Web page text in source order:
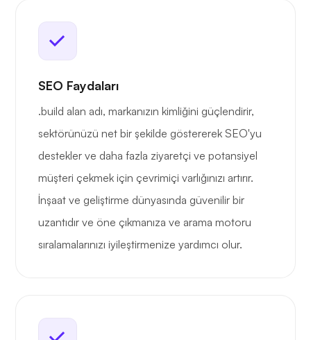
SEO Faydaları
.build alan adı, markanızın kimliğini güçlendirir,
sektörünüzü net bir şekilde göstererek SEO'yu
destekler ve daha fazla ziyaretçi ve potansiyel
müşteri çekmek için çevrimiçi varlığınızı artırır.
İnşaat ve geliştirme dünyasında güvenilir bir
uzantıdır ve öne çıkmanıza ve arama motoru
sıralamalarınızı iyileştirmenize yardımcı olur.